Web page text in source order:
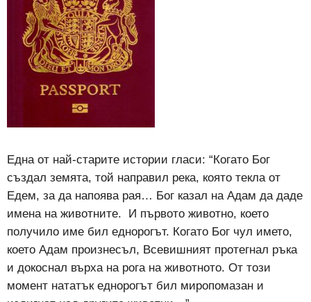
Една от най-старите истории гласи: “Когато Бог
създал земята, той направил река, която текла от
Едем, за да напоява рая… Бог казал на Адам да даде
имена на животните. И първото животно, което
получило име бил еднорогът. Когато Бог чул името,
което Адам произнесъл, Всевишният протегнал ръка
и докоснал върха на рога на животното. От този
момент нататък еднорогът бил миропомазан и